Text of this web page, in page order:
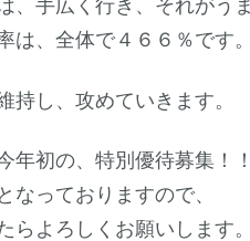
は、全体で４６６％です。
持し、攻めていきます。
年初の、特別優待募集！！
なっておりますので、
らよろしくお願いします。